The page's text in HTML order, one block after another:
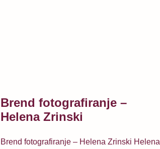
Brend fotografiranje –
Helena Zrinski
Brend fotografiranje – Helena Zrinski Helena